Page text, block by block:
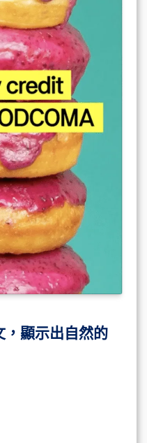
顯示出自然的